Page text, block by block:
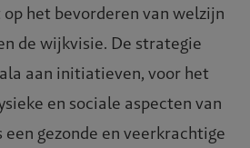
het bevorderen van welzijn
de wijkvisie. De strategie
aan initiatieven, voor het
en sociale aspecten van
gezonde en veerkrachtige